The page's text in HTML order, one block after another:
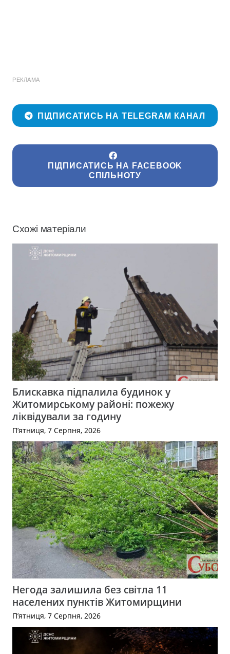
РЕКЛАМА
ПІДПИСАТИСЬ НА TELEGRAM КАНАЛ
ПІДПИСАТИСЬ НА FACEBOOK
СПІЛЬНОТУ
Схожі матеріали
Блискавка підпалила будинок у
Житомирському районі: пожежу
ліквідували за годину
П’ятниця, 7 Серпня, 2026
Негода залишила без світла 11
населених пунктів Житомирщини
П’ятниця, 7 Серпня, 2026